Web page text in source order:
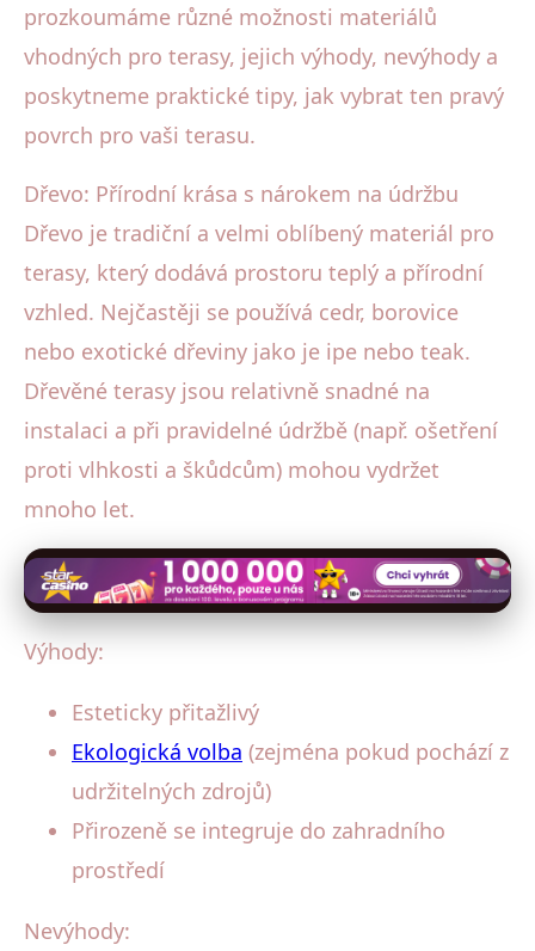
prozkoumáme různé možnosti materiálů
vhodných pro terasy, jejich výhody, nevýhody a
poskytneme praktické tipy, jak vybrat ten pravý
povrch pro vaši terasu.
Dřevo: Přírodní krása s nárokem na údržbu
Dřevo je tradiční a velmi oblíbený materiál pro
terasy, který dodává prostoru teplý a přírodní
vzhled. Nejčastěji se používá cedr, borovice
nebo exotické dřeviny jako je ipe nebo teak.
Dřevěné terasy jsou relativně snadné na
instalaci a při pravidelné údržbě (např. ošetření
proti vlhkosti a škůdcům) mohou vydržet
mnoho let.
Výhody:
Esteticky přitažlivý
Ekologická volba (zejména pokud pochází z
udržitelných zdrojů)
Přirozeně se integruje do zahradního
prostředí
Nevýhody: